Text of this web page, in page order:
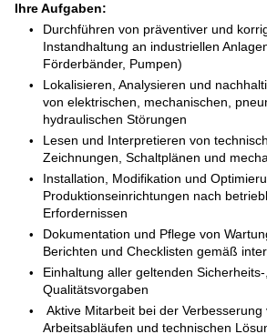
Ihre Aufgaben:
Durchführen von präventiver und
Instandhaltung an industriellen
Förderbänder, Pumpen)
Lokalisieren, Analysieren und
von elektrischen, mechanischen,
hydraulischen Störungen
Lesen und Interpretieren von
Zeichnungen, Schaltplänen und
Installation, Modifikation und
Produktionseinrichtungen nach
Erfordernissen
Dokumentation und Pflege von
Berichten und Checklisten gemäß
Einhaltung aller geltenden
Qualitätsvorgaben
Aktive Mitarbeit bei der Verbesserung
Arbeitsabläufen und technischen